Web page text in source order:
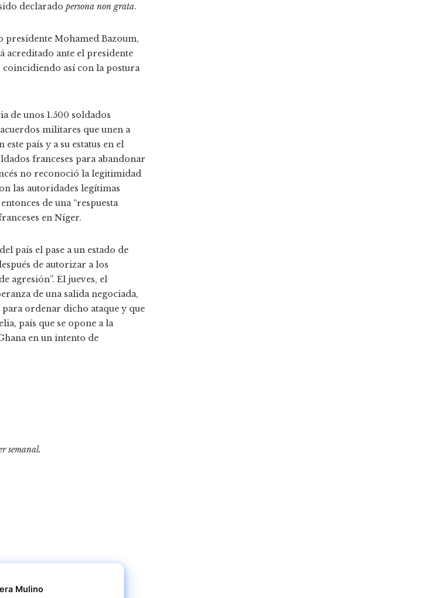
declarado persona non grata.
Mohamed Bazoum,
acreditado ante el presidente
coincidiendo así con la postura
de unos 1.500 soldados
militares que unen a
país y a su estatus en el
franceses para abandonar
no reconoció la legitimidad
las autoridades legítimas
de una “respuesta
en Níger.
país el pase a un estado de
de autorizar a los
agresión”. El jueves, el
de una salida negociada,
ordenar dicho ataque y que
país que se opone a la
en un intento de
semanal.
Mulino